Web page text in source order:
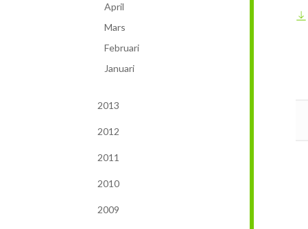
April
Mars
Februari
Januari
2013
2012
2011
2010
2009